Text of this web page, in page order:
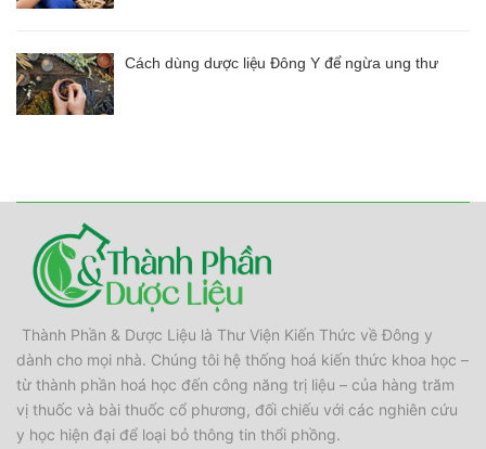
Cách dùng dược liệu Đông Y để ngừa ung thư
Thành Phần & Dược Liệu là Thư Viện Kiến Thức về Đông y
dành cho mọi nhà. Chúng tôi hệ thống hoá kiến thức khoa học –
từ thành phần hoá học đến công năng trị liệu – của hàng trăm
vị thuốc và bài thuốc cổ phương, đối chiếu với các nghiên cứu
y học hiện đại để loại bỏ thông tin thổi phồng.